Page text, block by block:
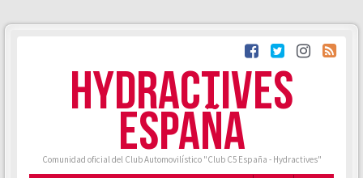
HYDRACTIVES
ESPAÑA
Comunidad oficial del Club Automovilístico "Club C5 España - Hydractives"